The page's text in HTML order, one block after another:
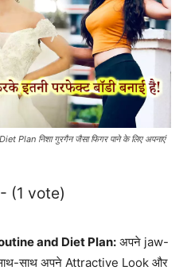
निशा गुरगैन जैसा फिगर पाने के लिए अपनाएं
(1 vote)
and Diet Plan: अपने jaw-
साथ अपने Attractive Look और